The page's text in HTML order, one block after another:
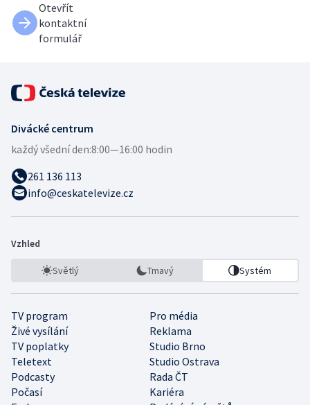
Otevřít
kontaktní
formulář
Divácké centrum
každý všední den:8:00—16:00 hodin
261 136 113
info@ceskatelevize.cz
Vzhled
Světlý Tmavý Systém
TV program
Pro média
Živé vysílání
Reklama
TV poplatky
Studio Brno
Teletext
Studio Ostrava
Podcasty
Rada ČT
Počasí
Kariéra